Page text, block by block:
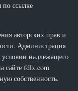
по ссылке
авторских прав и
Администрация
условии надлежащего
сайте fdlx.com
собственность.